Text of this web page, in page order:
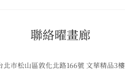
​聯絡曜畫廊
北市松山區敦化北路166號 文華精品3樓